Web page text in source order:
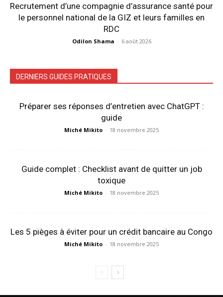
Recrutement d’une compagnie d’assurance santé pour
le personnel national de la GIZ et leurs familles en
RDC
Odilon Shama - 6 août 2026
DERNIERS GUIDES PRATIQUES
Préparer ses réponses d’entretien avec ChatGPT :
guide
Miché Mikito - 18 novembre 2025
Guide complet : Checklist avant de quitter un job
toxique
Miché Mikito - 18 novembre 2025
Les 5 pièges à éviter pour un crédit bancaire au Congo
Miché Mikito - 18 novembre 2025